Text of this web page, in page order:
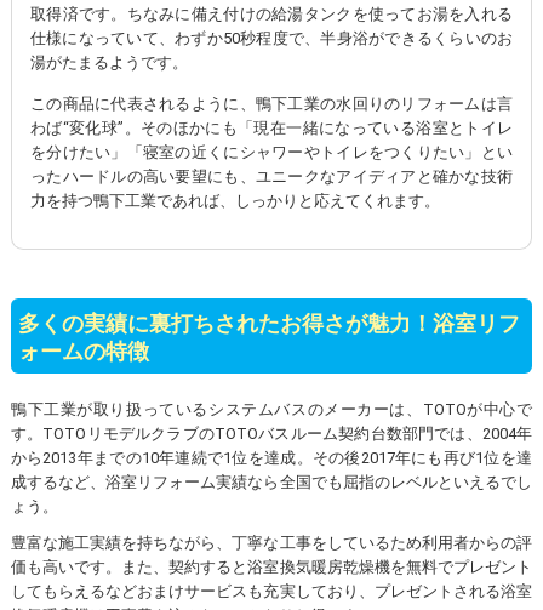
取得済です。ちなみに備え付けの給湯タンクを使ってお湯を入れる
仕様になっていて、わずか50秒程度で、半身浴ができるくらいのお
湯がたまるようです。
この商品に代表されるように、鴨下工業の水回りのリフォームは言
わば“変化球”。そのほかにも「現在一緒になっている浴室とトイレ
を分けたい」「寝室の近くにシャワーやトイレをつくりたい」とい
ったハードルの高い要望にも、ユニークなアイディアと確かな技術
力を持つ鴨下工業であれば、しっかりと応えてくれます。
多くの実績に裏打ちされたお得さが魅力！浴室リフ
ォームの特徴
鴨下工業が取り扱っているシステムバスのメーカーは、TOTOが中心で
す。TOTOリモデルクラブのTOTOバスルーム契約台数部門では、2004年
から2013年までの10年連続で1位を達成。その後2017年にも再び1位を達
成するなど、浴室リフォーム実績なら全国でも屈指のレベルといえるでし
ょう。
豊富な施工実績を持ちながら、丁寧な工事をしているため利用者からの評
価も高いです。また、契約すると浴室換気暖房乾燥機を無料でプレゼント
してもらえるなどおまけサービスも充実しており、プレゼントされる浴室